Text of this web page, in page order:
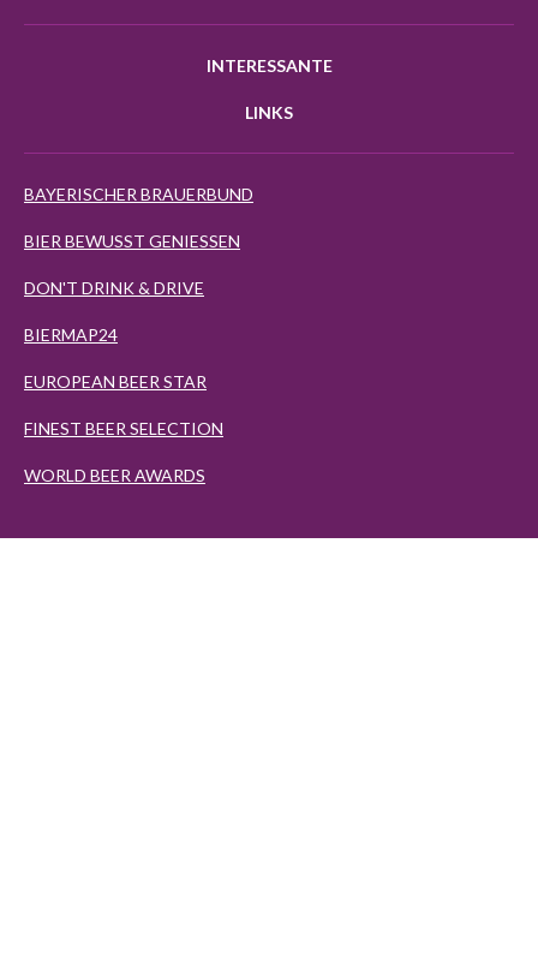
INTERESSANTE
LINKS
BAYERISCHER BRAUERBUND
BIER BEWUSST GENIESSEN
DON'T DRINK & DRIVE
BIERMAP24
EUROPEAN BEER STAR
FINEST BEER SELECTION
WORLD BEER AWARDS